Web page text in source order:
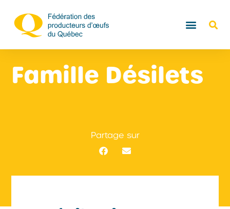
Famille Désilets
Partage sur